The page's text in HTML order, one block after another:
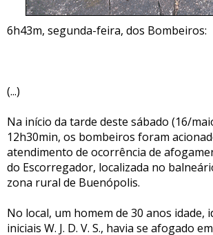
6h43m, segunda-feira, dos Bombeiros:
(...)
Na início da tarde deste sábado (16/
12h30min, os bombeiros foram
atendimento de ocorrência de
do Escorregador, localizada no
zona rural de Buenópolis.
No local, um homem de 30 anos idade,
iniciais W. J. D. V. S., havia se afogado